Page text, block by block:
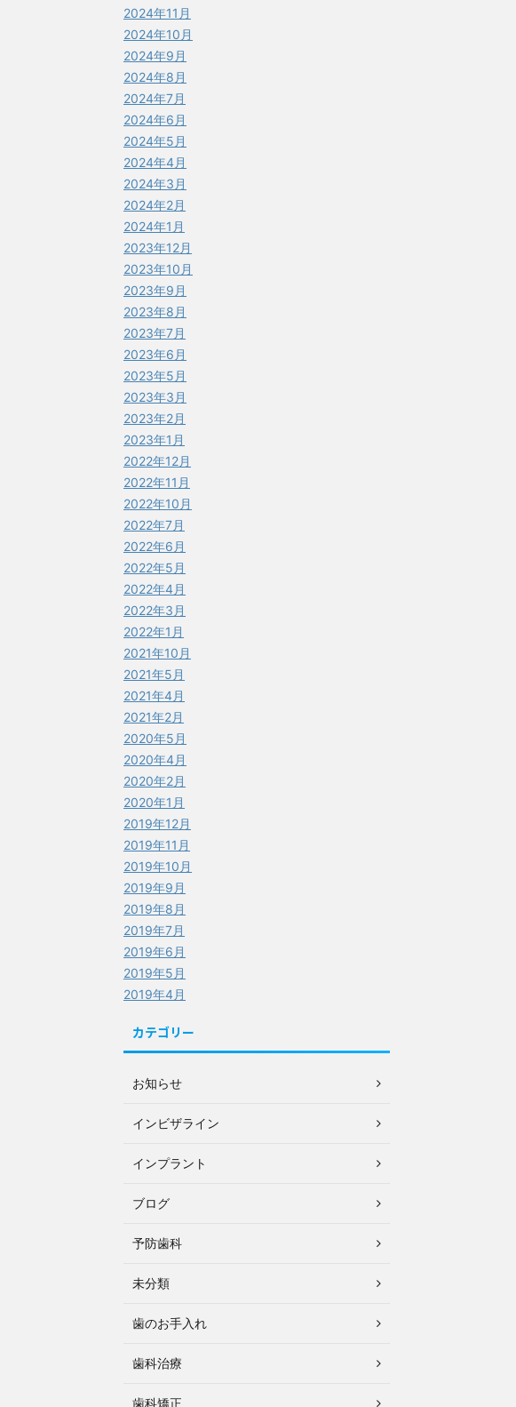
2024年11月
2024年10月
2024年9月
2024年8月
2024年7月
2024年6月
2024年5月
2024年4月
2024年3月
2024年2月
2024年1月
2023年12月
2023年10月
2023年9月
2023年8月
2023年7月
2023年6月
2023年5月
2023年3月
2023年2月
2023年1月
2022年12月
2022年11月
2022年10月
2022年7月
2022年6月
2022年5月
2022年4月
2022年3月
2022年1月
2021年10月
2021年5月
2021年4月
2021年2月
2020年5月
2020年4月
2020年2月
2020年1月
2019年12月
2019年11月
2019年10月
2019年9月
2019年8月
2019年7月
2019年6月
2019年5月
2019年4月
カテゴリー
お知らせ
インビザライン
インプラント
ブログ
予防歯科
未分類
歯のお手入れ
歯科治療
歯科矯正